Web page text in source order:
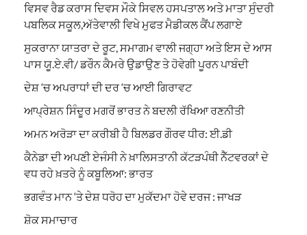
ਵਿਸਵ ਰੈਡ ਕਰਾਸ ਦਿਵਸ ਮੌਕੇ ਸਿਵਲ ਹਸਪਤਾਲ ਅਤੇ ਮਾਤਾ ਸੁੰਦਰੀ
ਪਬਲਿਕ ਸਕੂਲ,ਅੱਤੇਵਾਲੀ ਵਿਖੇ ਮੁਫਤ ਮੈਡੀਕਲ ਕੈਂਪ ਲਗਾਏ
ਸੁਕਰਾਨਾ ਯਾਤਰਾ ਦੇ ਰੂਟ, ਸਮਾਗਮ ਵਾਲੀ ਜਗ੍ਹਾ ਅਤੇ ਇਸ ਦੇ ਆਸ
ਪਾਸ ਯੂ.ਏ.ਵੀ/ ਡਰੌਨ ਕੈਮਰੇ ਉਡਾਉਣ ਤੇ ਹੋਵੇਗੀ ਪੂਰਨ ਪਾਬੰਦੀ
ਦੇਸ਼ ‘ਚ ਅਪਰਾਧਾਂ ਦੀ ਦਰ ‘ਚ ਆਈ ਗਿਰਾਵਟ
ਆਪ੍ਰੇਸ਼ਨ ਸਿੰਦੂਰ ਮਗਰੋਂ ਭਾਰਤ ਨੇ ਬਦਲੀ ਰੱਖਿਆ ਰਣਨੀਤੀ
ਅਮਨ ਅਰੋੜਾ ਦਾ ਕਰੀਬੀ ਹੈ ਬਿਲਡਰ ਗੌਰਵ ਧੀਰ: ਈ.ਡੀ
ਕੈਨੇਡਾ ਦੀ ਅਪਣੀ ਏਜੰਸੀ ਨੇ ਖ਼ਾਲਿਸਤਾਨੀ ਕੱਟੜਪੰਥੀ ਨੈੱਟਵਰਕਾਂ ਦੇ
ਵਧ ਰਹੇ ਖ਼ਤਰੇ ਨੂੰ ਕਬੂਲਿਆ: ਭਾਰਤ
ਭਗਵੰਤ ਮਾਨ ‘ਤੇ ਦੇਸ਼ ਧਰੋਹ ਦਾ ਮੁਕੱਦਮਾ ਹੋਵੇ ਦਰਜ : ਜਾਖੜ
ਸ਼ੋਕ ਸਮਾਚਾਰ